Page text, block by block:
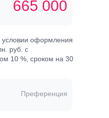
Преференция
665 000
условии оформления
руб. с
10 %, сроком на 30